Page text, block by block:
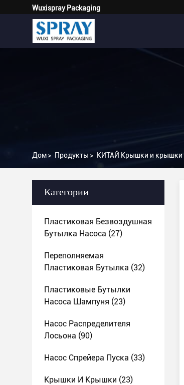
Wuxispray Packaging
Дом> Продукты > КИТАЙ Крышки и крышки
Категории
Пластиковая Безвоздушная
Бутылка Насоса (27)
Переполняемая
Пластиковая Бутылка (32)
Пластиковые Бутылки
Насоса Шампуня (23)
Насос Распределителя
Лосьона (90)
Насос Спрейера Пуска (33)
Крышки И Крышки (23)